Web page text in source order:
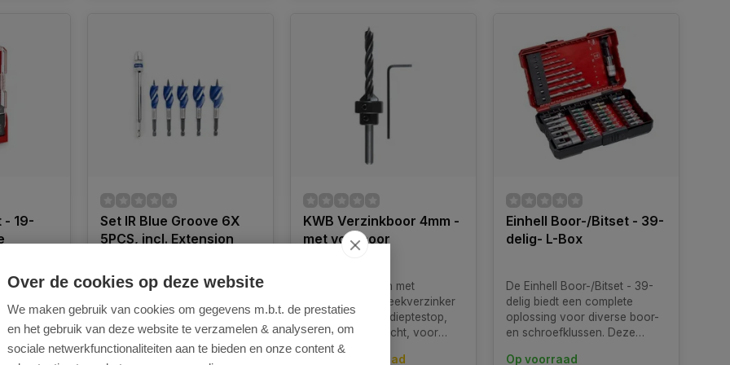
- 19-
- 19-delig
hout,
Set IR Blue Groove 6X
5PCS, incl. Extension
De IRWIN Set IR Blue Groove
verlengstuk, is een
verzameling hoogwaardige
houtboren ontworpen voor
KWB Verzinkboor 4mm -
met voorboor
Houtspiraalboren met
verstelbare opsteekverzinker
5-snijder WS en dieptestop,
cilindrische schacht, voor
zacht- en hardhout. 3-Delig.
Nog 1 op voorraad
Einhell Boor-/Bitset - 39-
delig- L-Box
De Einhell Boor-/Bitset - 39-
delig biedt een complete
oplossing voor diverse boor-
en schroefklussen. Deze
Op voorraad
Over de cookies op deze website
We maken gebruik van cookies om gegevens m.b.t. de prestaties
en het gebruik van deze website te verzamelen & analyseren, om
sociale netwerkfunctionaliteiten aan te bieden en onze content &